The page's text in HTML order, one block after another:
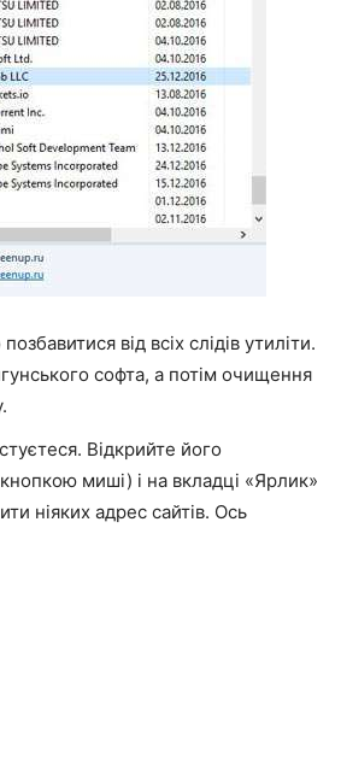
від всіх слідів утиліти.
софта, а потім очищення
Відкрийте його
миші) і на вкладці «Ярлик»
ніяких адрес сайтів. Ось